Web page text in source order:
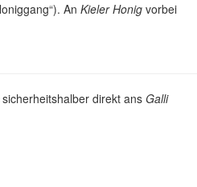
An Kieler Honig vorbei
direkt ans Galli